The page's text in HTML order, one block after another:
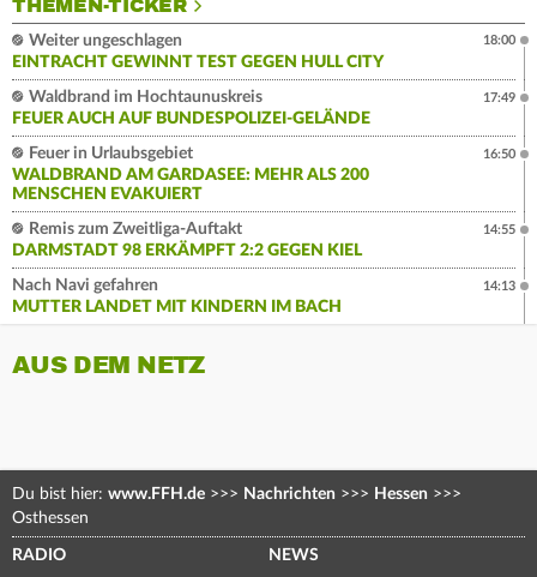
THEMEN-TICKER
Weiter ungeschlagen
EINTRACHT GEWINNT TEST GEGEN HULL CITY
18:00
Waldbrand im Hochtaunuskreis
FEUER AUCH AUF BUNDESPOLIZEI-GELÄNDE
17:49
Feuer in Urlaubsgebiet
WALDBRAND AM GARDASEE: MEHR ALS 200
MENSCHEN EVAKUIERT
16:50
Remis zum Zweitliga-Auftakt
DARMSTADT 98 ERKÄMPFT 2:2 GEGEN KIEL
14:55
Nach Navi gefahren
MUTTER LANDET MIT KINDERN IM BACH
14:13
AUS DEM NETZ
Du bist hier: www.FFH.de >>> Nachrichten >>> Hessen >>>
Osthessen
RADIO NEWS